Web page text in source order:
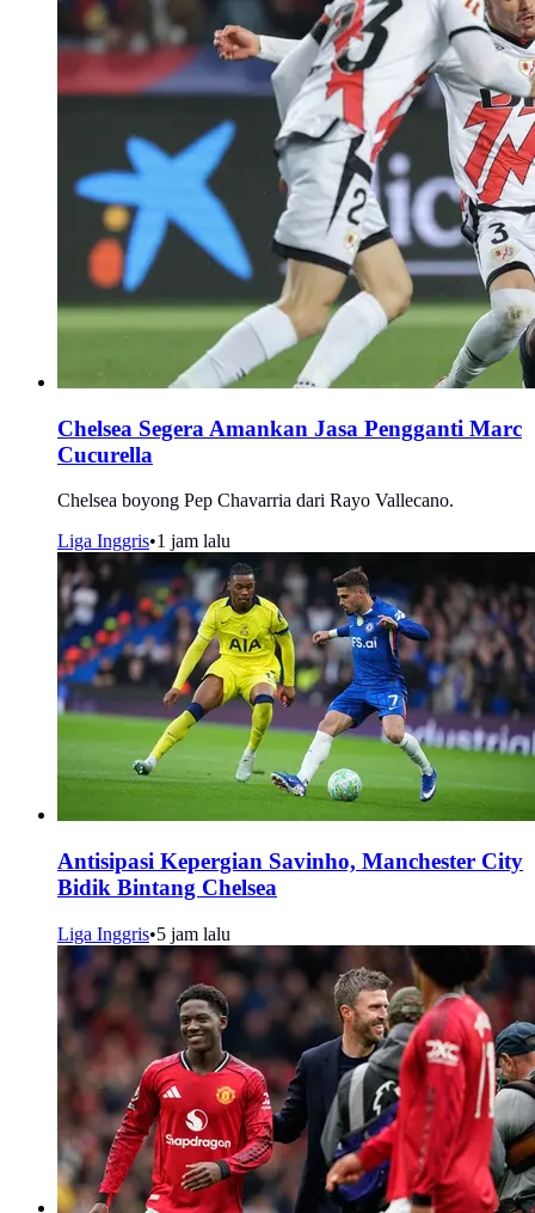
Chelsea Segera Amankan Jasa Pengganti Marc
Cucurella
Chelsea boyong Pep Chavarria dari Rayo Vallecano.
Liga Inggris•1 jam lalu
Antisipasi Kepergian Savinho, Manchester City
Bidik Bintang Chelsea
Liga Inggris•5 jam lalu